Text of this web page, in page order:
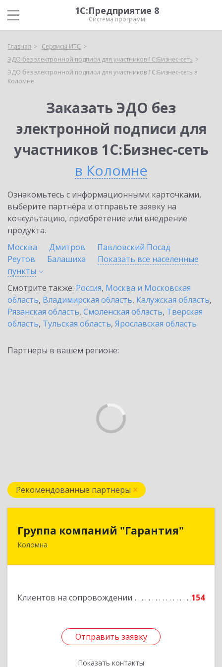
1С:Предприятие 8
Система программ
Главная
Сервисы ИТС
ЭДО без электронной подписи для участников 1С:Бизнес-сеть
ЭДО без электронной подписи для участников 1С:Бизнес-сеть в
Коломне
Заказать ЭДО без
электронной подписи для
участников 1С:Бизнес-сеть
в Коломне
Ознакомьтесь с информационными карточками,
выберите партнёра и отправьте заявку на
консультацию, приобретение или внедрение
продукта.
Москва
Дмитров
Павловский Посад
Реутов
Балашиха
Показать все населенные
пункты
Смотрите также: Россия, Москва и Московская
область, Владимирская область, Калужская область,
Рязанская область, Смоленская область, Тверская
область, Тульская область, Ярославская область
Партнеры в вашем регионе:
Рекомендованные партнеры
Группа компаний "Гарантия"
Коломна
Клиентов на сопровождении 154
Отправить заявку
Показать контакты
Группа компаний "Гарантия"
140407, Московская обл, Коломна г, Гагарина
Отправить заявку
Назад